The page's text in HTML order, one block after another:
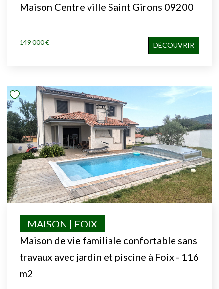
Maison Centre ville Saint Girons 09200
149 000 € DÉCOUVRIR
Maison de vie familiale confortable sans
travaux avec jardin et piscine à Foix - 116
m2
MAISON | FOIX